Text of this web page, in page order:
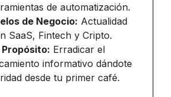
de automatización.
de Negocio: Actualidad
SaaS, Fintech y Cripto.
Propósito: Erradicar el
informativo dándote
desde tu primer café.